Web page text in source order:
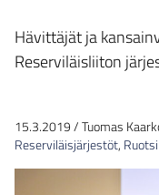
Hävittäjät ja
Reserviläisliiton
15.3.2019/Tuomas
Reserviläisjärjestöt, Ruotsi